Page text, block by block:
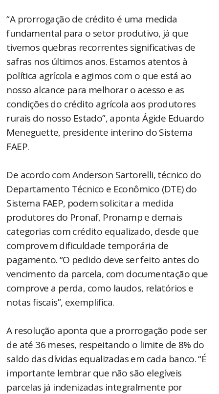
“A prorrogação de crédito é uma medida
fundamental para o setor produtivo, já que
tivemos quebras recorrentes significativas de
safras nos últimos anos. Estamos atentos à
política agrícola e agimos com o que está ao
nosso alcance para melhorar o acesso e as
condições do crédito agrícola aos produtores
rurais do nosso Estado”, aponta Ágide Eduardo
Meneguette, presidente interino do Sistema
FAEP.
De acordo com Anderson Sartorelli, técnico do
Departamento Técnico e Econômico (DTE) do
Sistema FAEP, podem solicitar a medida
produtores do Pronaf, Pronamp e demais
categorias com crédito equalizado, desde que
comprovem dificuldade temporária de
pagamento. “O pedido deve ser feito antes do
vencimento da parcela, com documentação que
comprove a perda, como laudos, relatórios e
notas fiscais”, exemplifica.
A resolução aponta que a prorrogação pode ser
de até 36 meses, respeitando o limite de 8% do
saldo das dívidas equalizadas em cada banco. “É
importante lembrar que não são elegíveis
parcelas já indenizadas integralmente por